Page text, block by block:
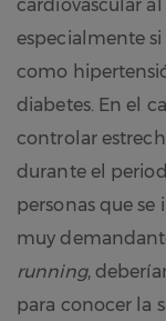
cardiovascular
especialmente
como
diabetes. En el
controlar
durante el
personas que
muy
running,
para conocer la